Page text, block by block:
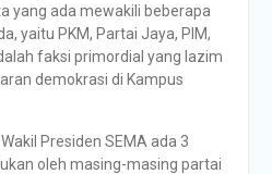
yang ada mewakili beberapa
yaitu PKM, Partai Jaya, PIM,
faksi primordial yang lazim
demokrasi di Kampus
Presiden SEMA ada 3
oleh masing-masing partai